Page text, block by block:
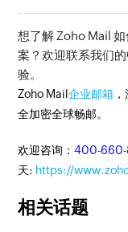
想了解 Zoho Mail
案？欢迎联系我们
验。
Zoho Mail企业邮箱
全加密全球畅邮。
欢迎咨询：400-660-
天: https://
相关话题